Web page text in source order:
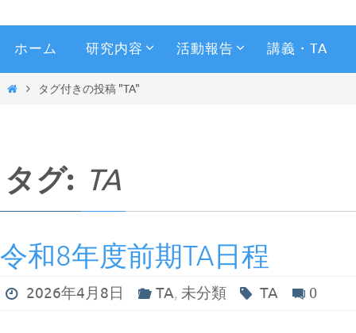
ホーム 研究内容 活動報告 講義・TA
タグ付きの投稿 "TA"
タグ: TA
令和8年度前期TA日程
2026年4月8日 TA, 未分類 TA 0